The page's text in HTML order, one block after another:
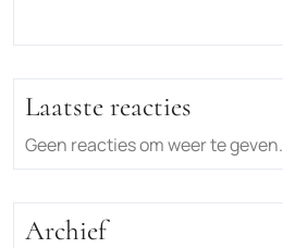
Laatste reacties
Geen reacties om weer te geven.
Archief